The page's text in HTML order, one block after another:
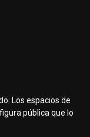
Los espacios de
pública que lo